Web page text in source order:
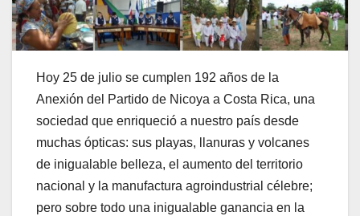
Hoy 25 de julio se cumplen 192 años de la
Anexión del Partido de Nicoya a Costa Rica, una
sociedad que enriqueció a nuestro país desde
muchas ópticas: sus playas, llanuras y volcanes
de inigualable belleza, el aumento del territorio
nacional y la manufactura agroindustrial célebre;
pero sobre todo una inigualable ganancia en la